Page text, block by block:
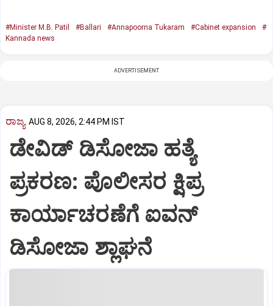
#Minister M.B. Patil #Ballari #Annapoorna Tukaram #Cabinet expansion
#
Kannada news
ADVERTISEMENT
ರಾಜ್ಯ AUG 8, 2026, 2:44 PM IST
ಡೇವಿಡ್ ಡಿಸೋಜಾ ಹತ್ಯೆ
ಪ್ರಕರಣ: ಪೊಲೀಸರ ಕ್ಷಿಪ್ರ
ಕಾರ್ಯಾಚರಣೆಗೆ ಐವನ್
ಡಿಸೋಜಾ ಶ್ಲಾಘನೆ